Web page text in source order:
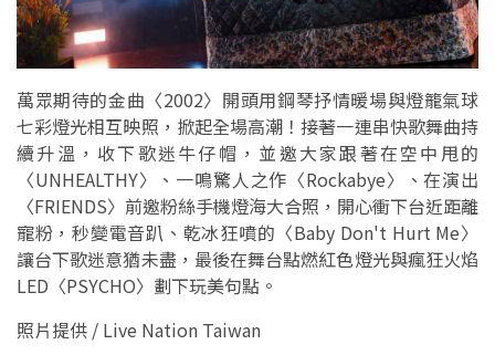
萬眾期待的金曲〈2002〉開頭用鋼琴抒情暖場與燈籠氣球
七彩燈光相互映照，掀起全場高潮！接著一連串快歌舞曲持
續升溫，收下歌迷牛仔帽，並邀大家跟著在空中甩的
〈UNHEALTHY〉、一鳴驚人之作〈Rockabye〉、在演出
〈FRIENDS〉前邀粉絲手機燈海大合照，開心衝下台近距離
寵粉，秒變電音趴、乾冰狂噴的〈Baby Don't Hurt Me〉
讓台下歌迷意猶未盡，最後在舞台點燃紅色燈光與瘋狂火焰
LED〈PSYCHO〉劃下玩美句點。
照片提供 / Live Nation Taiwan